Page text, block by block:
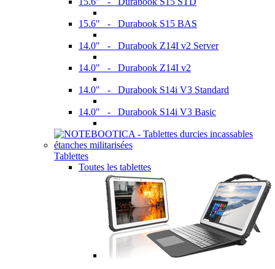
15.6" - Durabook S15 BAS
14.0" - Durabook Z14I v2 Server
14.0" - Durabook Z14I v2
14.0" - Durabook S14i V3 Standard
14.0" - Durabook S14i V3 Basic
Tablettes
Toutes les tablettes